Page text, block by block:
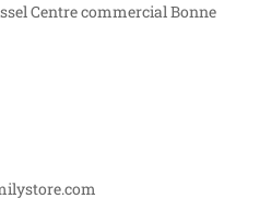
Centre commercial Bonne